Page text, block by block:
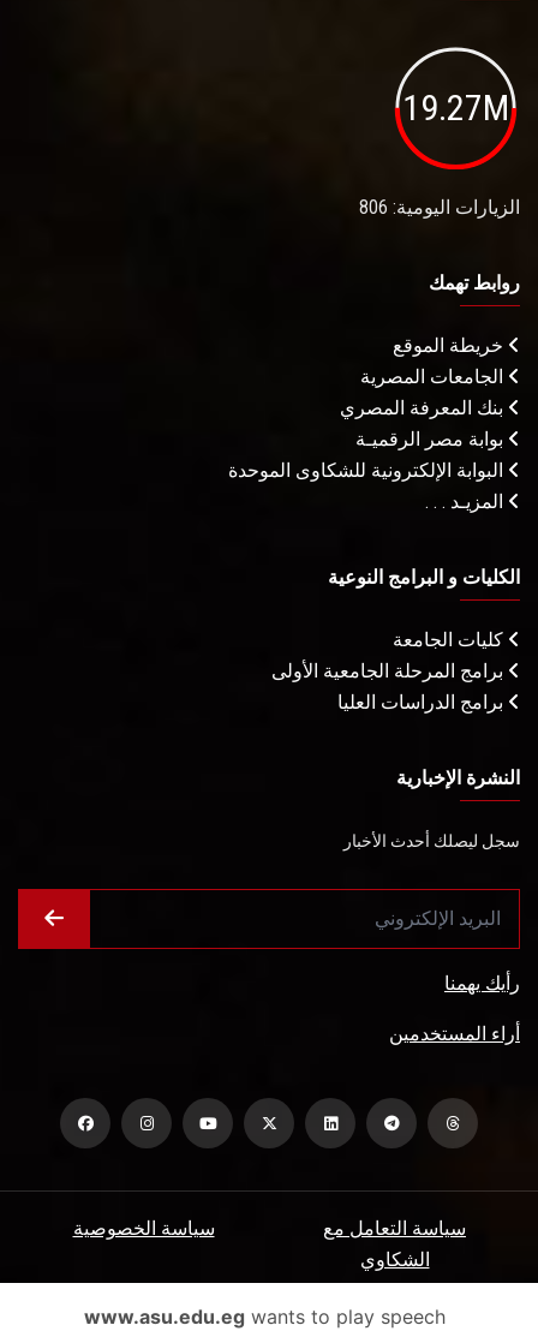
19.27M
الزيارات اليومية: 806
روابط تهمك
خريطة الموقع
الجامعات المصرية
بنك المعرفة المصري
بوابة مصر الرقميـة
البوابة الإلكترونية للشكاوى الموحدة
المزيـد . . .
الكليات و البرامج النوعية
كليات الجامعة
برامج المرحلة الجامعية الأولى
برامج الدراسات العليا
النشرة الإخبارية
سجل ليصلك أحدث الأخبار
رأيك يهمنا
أراء المستخدمين
سياسة الخصوصية
سياسة التعامل مع
الشكاوي
الأسئلة الشائعة ميثاق المتعاملين www.asu.edu.egwants to play speech